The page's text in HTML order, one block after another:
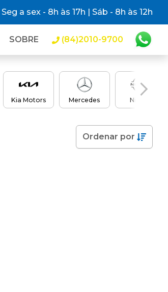
Seg a sex - 8h às 17h | Sáb - 8h às 12h
SOBRE (84)2010-9700
Kia Motors Mercedes Nissan
Ordenar por